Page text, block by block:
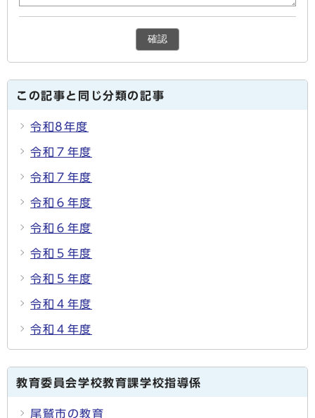
確認
この記事と同じ分類の記事
令和8年度
令和７年度
令和７年度
令和６年度
令和６年度
令和５年度
令和５年度
令和４年度
令和４年度
教育委員会学校教育課学校指導係
尾鷲市の教育